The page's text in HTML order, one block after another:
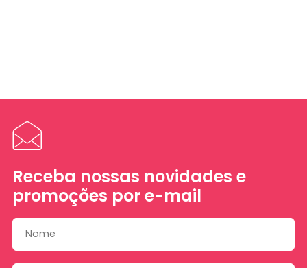
Receba nossas novidades e
promoções por e-mail